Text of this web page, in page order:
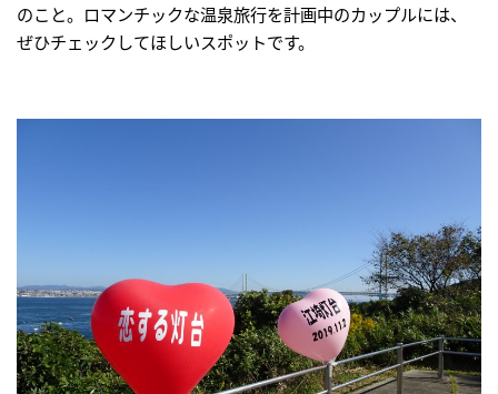
のこと。ロマンチックな温泉旅行を計画中のカップルには、
ぜひチェックしてほしいスポットです。